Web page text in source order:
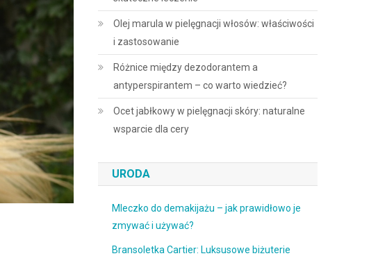
Olej marula w pielęgnacji włosów: właściwości
i zastosowanie
Różnice między dezodorantem a
antyperspirantem – co warto wiedzieć?
Ocet jabłkowy w pielęgnacji skóry: naturalne
wsparcie dla cery
URODA
Mleczko do demakijażu – jak prawidłowo je
zmywać i używać?
Bransoletka Cartier: Luksusowe biżuterie